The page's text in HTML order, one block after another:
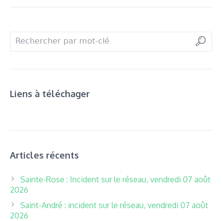
Liens à téléchager
Articles récents
Sainte-Rose : Incident sur le réseau, vendredi 07 août
2026
Saint-André : incident sur le réseau, vendredi 07 août
2026